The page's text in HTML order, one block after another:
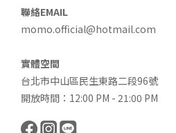
聯絡EMAIL
momo.official@hotmail.com
實體空間
台北市中山區民生東路二段96號
開放時間：12:00 PM - 21:00 PM